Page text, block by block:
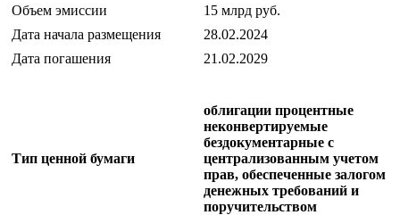
Объем эмиссии
15 млрд руб.
Дата начала размещения
28.02.2024
Дата погашения
21.02.2029
Тип ценной бумаги
облигации процентные
неконвертируемые
бездокументарные с
централизованным учетом
прав, обеспеченные залогом
денежных требований и
поручительством